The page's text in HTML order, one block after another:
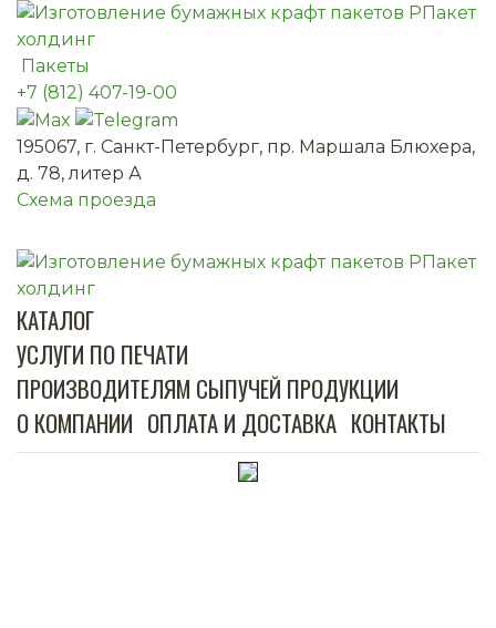
Пакеты
+7 (812) 407-19-00
195067, г. Санкт-Петербург, пр. Маршала Блюхера,
д. 78, литер А
Схема проезда
КАТАЛОГ
УСЛУГИ ПО ПЕЧАТИ
ПРОИЗВОДИТЕЛЯМ СЫПУЧЕЙ ПРОДУКЦИИ
О КОМПАНИИ ОПЛАТА И ДОСТАВКА КОНТАКТЫ